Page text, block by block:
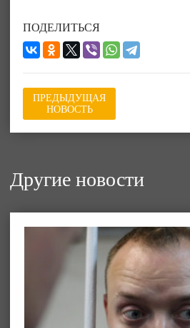
ПОДЕЛИТЬСЯ
ПРЕДЫДУЩАЯ
НОВОСТЬ
Другие новости